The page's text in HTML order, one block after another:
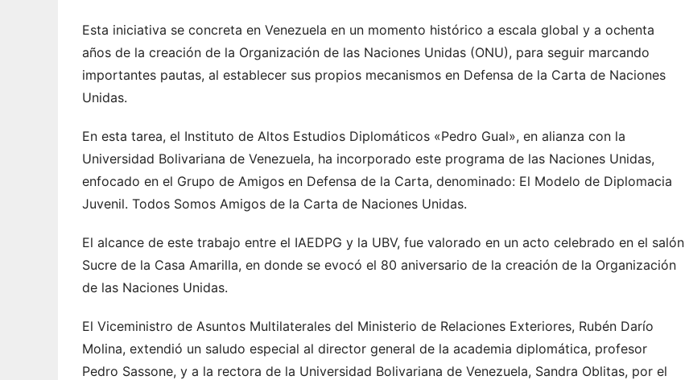
Esta iniciativa se concreta en Venezuela en un momento histórico a escala global y a ochenta
años de la creación de la Organización de las Naciones Unidas (ONU), para seguir marcando
importantes pautas, al establecer sus propios mecanismos en Defensa de la Carta de Naciones
Unidas.
En esta tarea, el Instituto de Altos Estudios Diplomáticos «Pedro Gual», en alianza con la
Universidad Bolivariana de Venezuela, ha incorporado este programa de las Naciones Unidas,
enfocado en el Grupo de Amigos en Defensa de la Carta, denominado: El Modelo de Diplomacia
Juvenil. Todos Somos Amigos de la Carta de Naciones Unidas.
El alcance de este trabajo entre el IAEDPG y la UBV, fue valorado en un acto celebrado en el salón
Sucre de la Casa Amarilla, en donde se evocó el 80 aniversario de la creación de la Organización
de las Naciones Unidas.
El Viceministro de Asuntos Multilaterales del Ministerio de Relaciones Exteriores, Rubén Darío
Molina, extendió un saludo especial al director general de la academia diplomática, profesor
Pedro Sassone, y a la rectora de la Universidad Bolivariana de Venezuela, Sandra Oblitas, por el